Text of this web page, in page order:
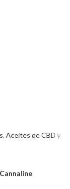
, Aceites de CBD y